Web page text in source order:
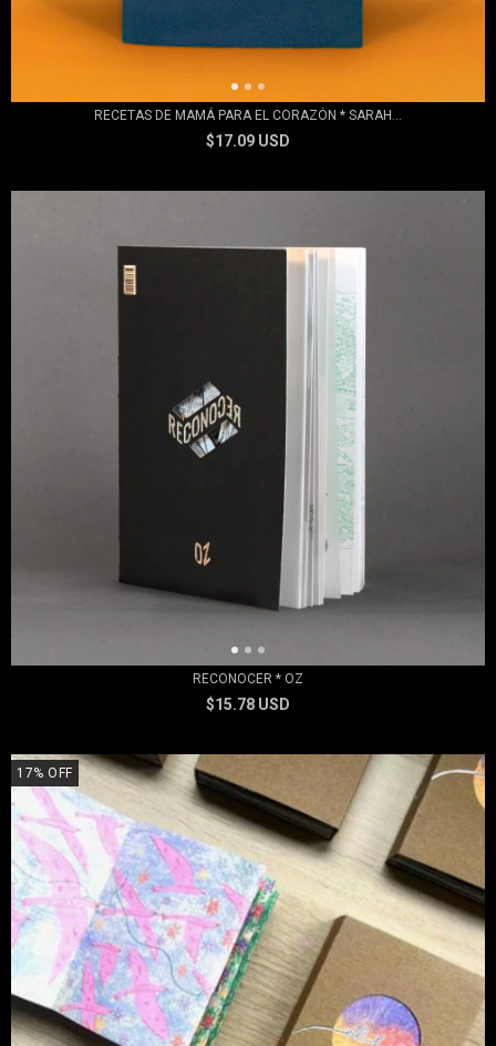
RECETAS DE MAMÁ PARA EL CORAZÓN * SARAH...
$17.09 USD
RECONOCER * OZ
$15.78 USD
17% OFF